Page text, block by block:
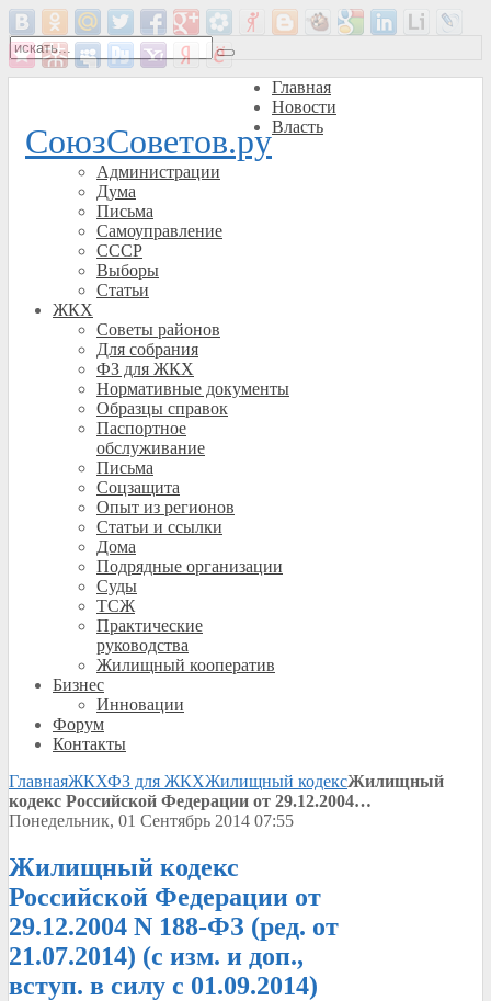
СоюзСоветов.ру
Главная
Новости
Власть
Администрации
Дума
Письма
Самоуправление
СССР
Выборы
Статьи
ЖКХ
Советы районов
Для собрания
ФЗ для ЖКХ
Нормативные документы
Образцы справок
Паспортное
обслуживание
Письма
Соцзащита
Опыт из регионов
Статьи и ссылки
Дома
Подрядные организации
Суды
ТСЖ
Практические
руководства
Жилищный кооператив
Бизнес
Инновации
Форум
Контакты
ГлавнаяЖКХФЗ для ЖКХЖилищный кодексЖилищный
кодекс Российской Федерации от 29.12.2004…
Понедельник, 01 Сентябрь 2014 07:55
Жилищный кодекс
Российской Федерации от
29.12.2004 N 188-ФЗ (ред. от
21.07.2014) (с изм. и доп.,
вступ. в силу с 01.09.2014)